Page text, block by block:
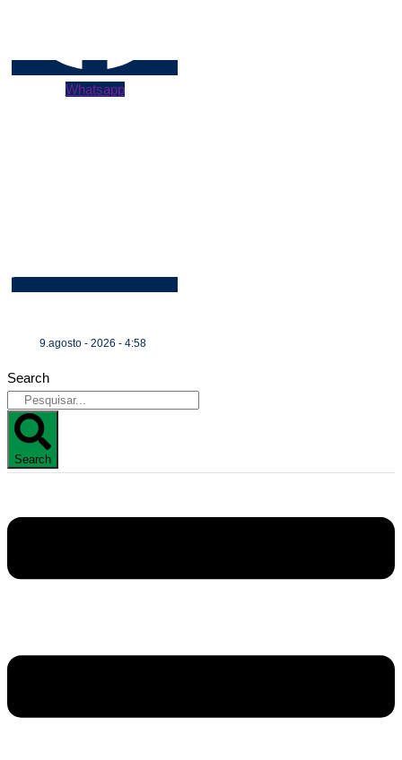
Whatsapp
9.agosto - 2026 - 4:58
Search
Search